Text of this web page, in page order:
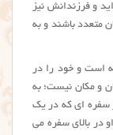
و فرزندانش نیز
متعدد باشند و به
است و خود را در
و مکان نیست؛ به
سفره ای که در یک
در بالای سفره می